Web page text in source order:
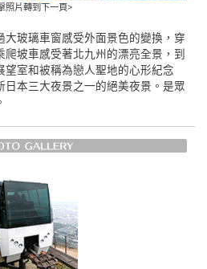
照片轉到下一頁>
玻璃車窗感受外面景色的變換，穿
坡車感受著北九州的漂亮全景，到
室和被稱為戀人聖地的心形紀念
本三大夜景之一的絕美夜景。是眾